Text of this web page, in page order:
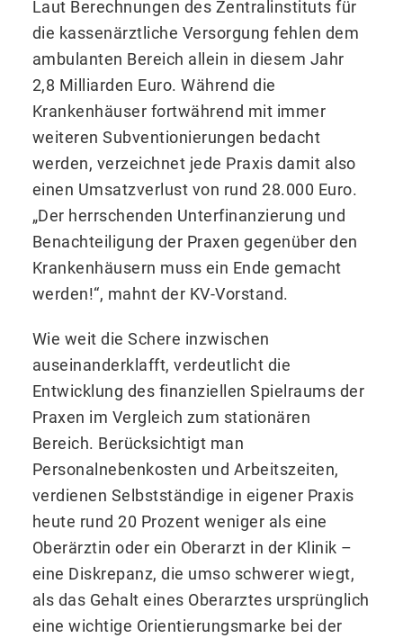
Laut Berechnungen des Zentralinstituts für
die kassenärztliche Versorgung fehlen dem
ambulanten Bereich allein in diesem Jahr
2,8 Milliarden Euro. Während die
Krankenhäuser fortwährend mit immer
weiteren Subventionierungen bedacht
werden, verzeichnet jede Praxis damit also
einen Umsatzverlust von rund 28.000 Euro.
„Der herrschenden Unterfinanzierung und
Benachteiligung der Praxen gegenüber den
Krankenhäusern muss ein Ende gemacht
werden!“, mahnt der KV-Vorstand.
Wie weit die Schere inzwischen
auseinanderklafft, verdeutlicht die
Entwicklung des finanziellen Spielraums der
Praxen im Vergleich zum stationären
Bereich. Berücksichtigt man
Personalnebenkosten und Arbeitszeiten,
verdienen Selbstständige in eigener Praxis
heute rund 20 Prozent weniger als eine
Oberärztin oder ein Oberarzt in der Klinik –
eine Diskrepanz, die umso schwerer wiegt,
als das Gehalt eines Oberarztes ursprünglich
eine wichtige Orientierungsmarke bei der